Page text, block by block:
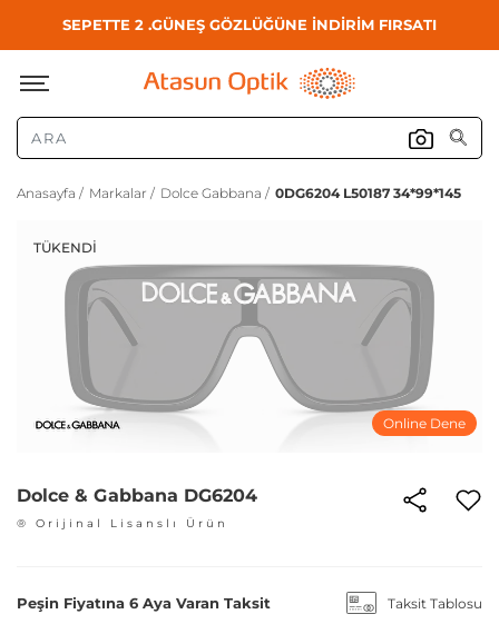
SEPETTE 2 .GÜNEŞ GÖZLÜĞÜNE İNDİRİM FIRSATI
Anasayfa / Markalar / Dolce Gabbana / 0DG6204 L50187 34*99*145
Online Dene
TÜKENDI
Dolce & Gabbana DG6204
® Orijinal Lisanslı Ürün
Peşin Fiyatına 6 Aya Varan Taksit Taksit Tablosu